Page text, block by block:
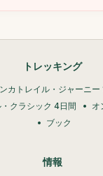
トレッキング
カトレイル・ジャーニー
クラシック 4日間
オ
ブック
情報